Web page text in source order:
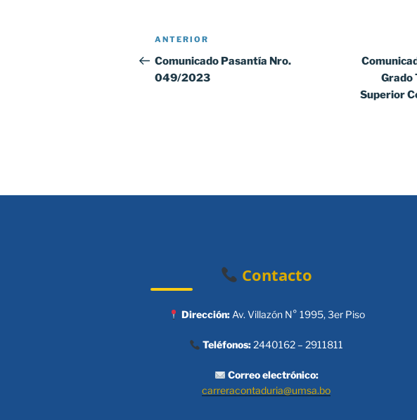
Navegación
de
entradas
Entrada
anterior:
ANTERIOR
Comunicado Pasantía Nro.
049/2023
Grado
Superior
Contacto
Dirección:Av. Villazón N° 1995, 3er Piso
Teléfonos:2440162 – 2911811
Correo electrónico:
carreracontaduria@umsa.bo